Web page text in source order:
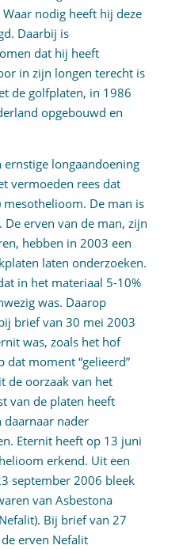
nodig heeft hij deze
Daarbij is
dat hij heeft
in zijn longen terecht is
de golfplaten, in 1986
opgebouwd en
longaandoening
vermoeden rees dat
mesothelioom. De man is
erven van de man, zijn
hebben in 2003 een
laten onderzoeken.
in het materiaal 5-10%
was. Daarop
brief van 30 mei 2003
was, zoals het hof
dat moment “gelieerd”
de oorzaak van het
van de platen heeft
daarnaar nader
Eternit heeft op 13 juni
erkend. Uit een
september 2006 bleek
van Asbestona
Bij brief van 27
erven Nefalit